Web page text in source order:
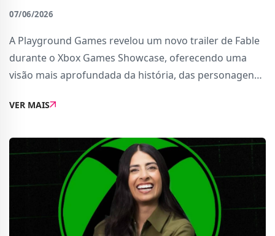
07/06/2026
A Playground Games revelou um novo trailer de Fable
durante o Xbox Games Showcase, oferecendo uma
visão mais aprofundada da história, das personagens
sequências de jogabilidade, combate, magia e alguma
VER MAIS